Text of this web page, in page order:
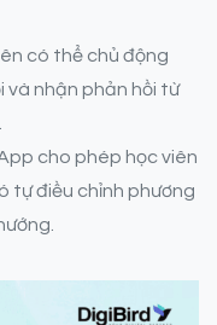
có thể chủ động
và nhận phản hồi từ
cho phép học viên
tự điều chỉnh phương